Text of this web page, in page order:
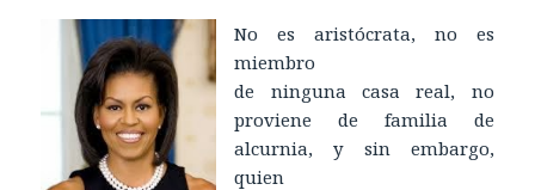
No es aristócrata, no es
miembro
de ninguna casa real, no
proviene de familia de
alcurnia, y sin embargo,
quien